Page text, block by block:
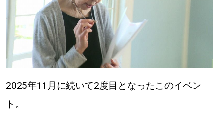
2025年11月に続いて2度目となったこのイベン
ト。